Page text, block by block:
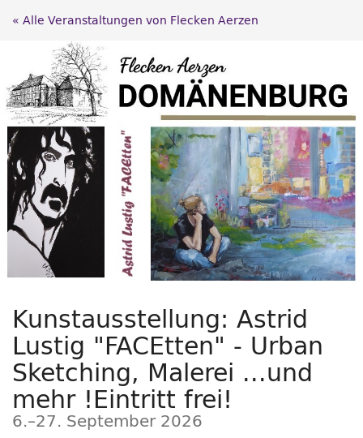
Zum
springen
« Alle Veranstaltungen von Flecken Aerzen
Kunstausstellung: Astrid
Lustig "FACEtten" - Urban
Sketching, Malerei ...und
mehr !Eintritt frei!
6.–bis
27. September 2026